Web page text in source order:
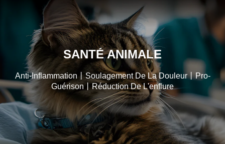
SANTÉ ANIMALE
Anti-Inflammation丨soulagement De La Douleur丨pro-
Guérison丨réduction De L'enflure